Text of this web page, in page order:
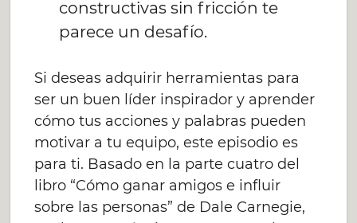
constructivas sin fricción te
parece un desafío.
Si deseas adquirir herramientas para
ser un buen líder inspirador y aprender
cómo tus acciones y palabras pueden
motivar a tu equipo, este episodio es
para ti. Basado en la parte cuatro del
libro “Cómo ganar amigos e influir
sobre las personas” de Dale Carnegie,